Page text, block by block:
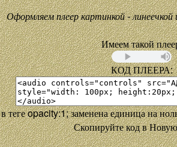
Оформляем плеер картинкой - линеечкой
Имеем такой
КОД ПЛЕЕРА:
в теге opacity:1; заменена единица на
Скопируйте код в